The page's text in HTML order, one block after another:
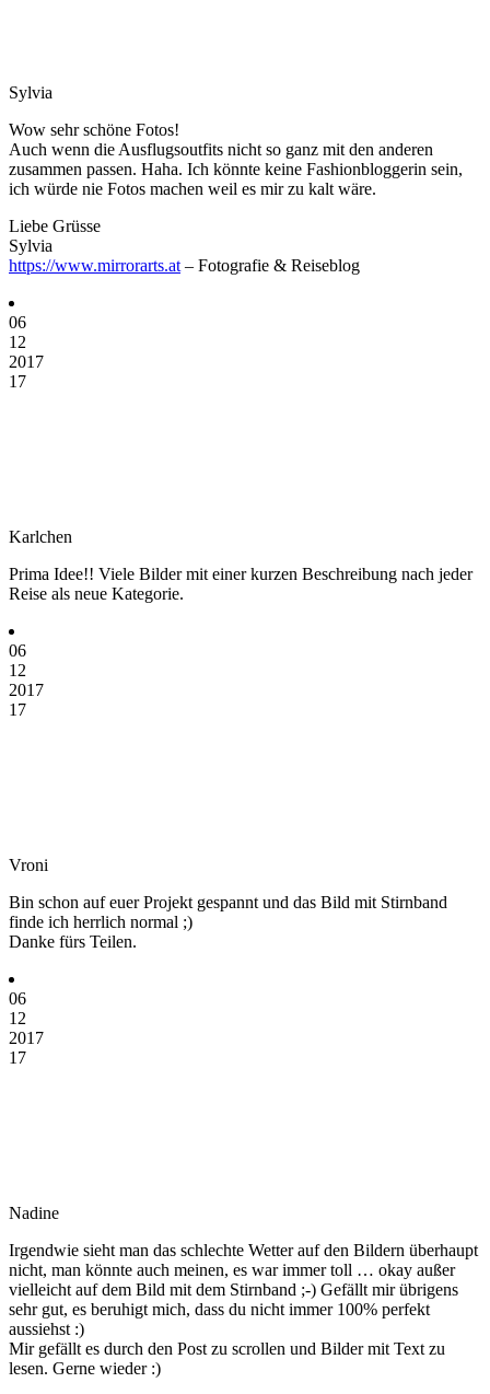
Sylvia
Wow sehr schöne Fotos!
Auch wenn die Ausflugsoutfits nicht so ganz mit den anderen
zusammen passen. Haha. Ich könnte keine Fashionbloggerin sein,
ich würde nie Fotos machen weil es mir zu kalt wäre.
Liebe Grüsse
Sylvia
https://www.mirrorarts.at – Fotografie & Reiseblog
06
12
2017
17
Karlchen
Prima Idee!! Viele Bilder mit einer kurzen Beschreibung nach jeder
Reise als neue Kategorie.
06
12
2017
17
Vroni
Bin schon auf euer Projekt gespannt und das Bild mit Stirnband
finde ich herrlich normal ;)
Danke fürs Teilen.
06
12
2017
17
Nadine
Irgendwie sieht man das schlechte Wetter auf den Bildern überhaupt
nicht, man könnte auch meinen, es war immer toll … okay außer
vielleicht auf dem Bild mit dem Stirnband ;-) Gefällt mir übrigens
sehr gut, es beruhigt mich, dass du nicht immer 100% perfekt
aussiehst :)
Mir gefällt es durch den Post zu scrollen und Bilder mit Text zu
lesen. Gerne wieder :)